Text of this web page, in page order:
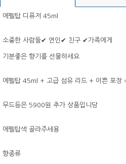
에펠탑 디퓨저 45ml
소중한 사람들✔ 연인✔ 친구 ✔가족에게
기분좋은 향기를 선물하세요
에펠탑 45ml + 고급 섬유 리드 + 이쁜 포
무드등은 5900원 추가 상품입니당
에펠탑색 골라주세용
향종류